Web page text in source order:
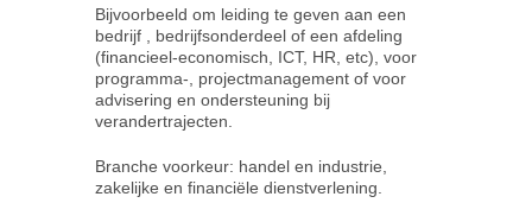
Over VIEROOS
Eerdere activiteiten
Bijvoorbeeld om leiding te geven aan een
bedrijf , bedrijfsonderdeel of een afdeling
(financieel-economisch, ICT, HR, etc), voor
programma-, projectmanagement of voor
advisering en ondersteuning bij
verandertrajecten.
Branche voorkeur: handel en industrie,
zakelijke en financiële dienstverlening.